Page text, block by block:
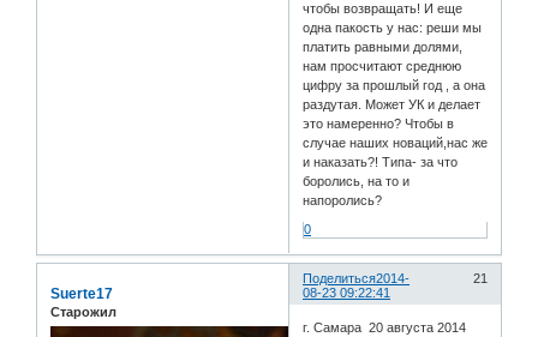
чтобы возвращать! И еще
одна пакость у нас: реши мы
платить равными долями,
нам просчитают среднюю
цифру за прошлый год , а она
раздутая. Может УК и делает
это намеренно? Чтобы в
случае наших новаций,нас же
и наказать?! Типа- за что
боролись, на то и
напоролись?
0
Поделиться 21
2014-
08-23 09:22:41
Suerte17
Старожил
г. Самара 20 августа 2014